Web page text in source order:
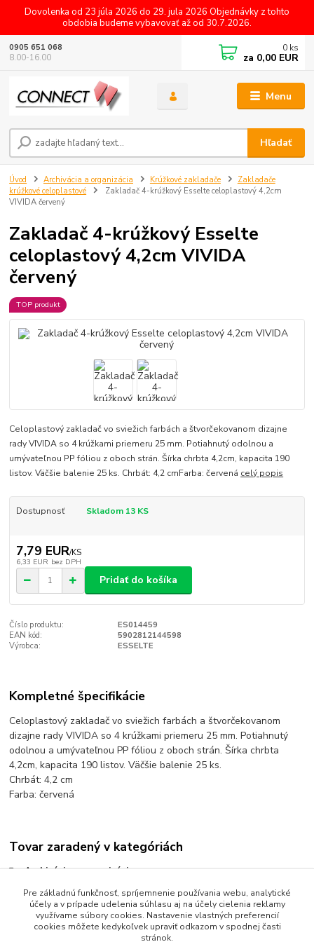
Dovolenka od 23 júla 2026 do 29. jula 2026 Objednávky z tohto
obdobia budeme vybavovať až od 30.7.2026.
Menu
Hľadať
0905 651 068
8.00-16.00
0 ks
za 0,00 EUR
Úvod Archivácia a organizácia Krúžkové zakladače
Zakladače
krúžkové celoplastové
Zakladač 4-krúžkový Esselte celoplastový 4,2cm
VIVIDA červený
Zakladač 4-krúžkový Esselte
celoplastový 4,2cm VIVIDA
červený
TOP produkt
Celoplastový zakladač vo sviežich farbách a štvorčekovanom dizajne
rady VIVIDA so 4 krúžkami priemeru 25 mm. Potiahnutý odolnou a
umývateľnou PP fóliou z oboch strán. Šírka chrbta 4,2cm, kapacita 190
listov. Väčšie balenie 25 ks. Chrbát: 4,2 cmFarba: červená celý popis
Dostupnosť Skladom 13 KS
7,79 EUR/KS
6,33 EUR bez DPH
Pridať do košíka
Číslo produktu:
ES014459
EAN kód:
5902812144598
Výrobca:
ESSELTE
Kompletné špecifikácie
Celoplastový zakladač vo sviežich farbách a štvorčekovanom
dizajne rady VIVIDA so 4 krúžkami priemeru 25 mm. Potiahnutý
odolnou a umývateľnou PP fóliou z oboch strán. Šírka chrbta
4,2cm, kapacita 190 listov. Väčšie balenie 25 ks.
Chrbát: 4,2 cm
Farba: červená
Tovar zaradený v kategóriách
Archivácia a organizácia
Krúžkové zakladače
Zakladače krúžkové celoplastové
Pre základnú funkčnosť, spríjemnenie používania webu, analytické
účely a v prípade udelenia súhlasu aj na účely cielenia reklamy
využívame súbory cookies. Nastavenie vlastných preferencií
cookies môžete kedykoľvek upraviť odkazom v spodnej časti
stránok.